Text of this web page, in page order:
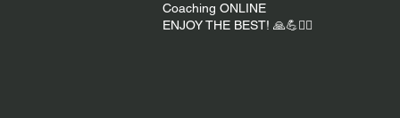
Coaching ONLINE
ENJOY THE BEST! 🙏​💪​​❤️‍🔥​